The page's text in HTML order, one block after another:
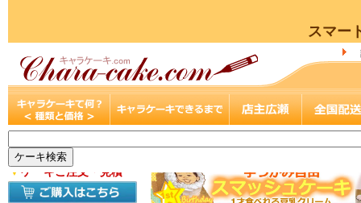
スマー
▼ケーキご注文・見積